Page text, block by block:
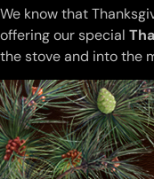
We know that
offering our special
the stove and into the